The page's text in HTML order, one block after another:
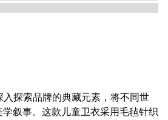
探索品牌的典藏元素，将不同世
叙事。这款儿童卫衣采用毛毡针织